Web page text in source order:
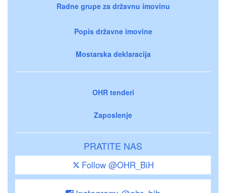
Radne grupe za državnu imovinu
Popis državne imovine
Mostarska deklaracija
OHR tenderi
Zaposlenje
PRATITE NAS
Follow @OHR_BiH